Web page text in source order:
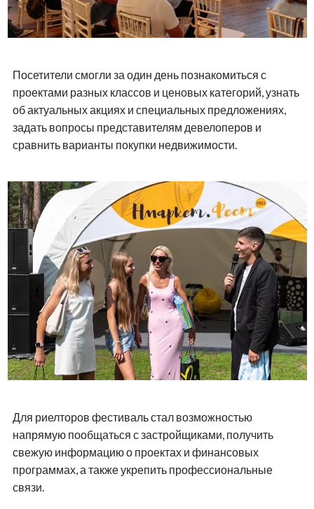
Такой формат сделал знакомство с рынком
недвижимости более комфортным для покупателей:
консультации и обсудить возможную покупку без
давления и спешки.
Организатором мероприятия выступила компания
Нмаркет.ПРО— федеральная цифровая платформа
осуществления продаж на рынке недвижимости.
Реклама ООО «ИМЕДИА СОФТ» ИНН: 7838086418